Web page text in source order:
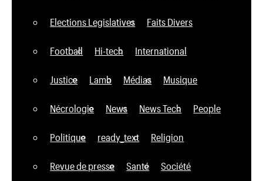
Elections Legislatives Faits Divers
Football Hi-tech International
Justice Lamb Médias Musique
Nécrologie News News Tech People
Politique ready_text Religion
Revue de presse Santé Société